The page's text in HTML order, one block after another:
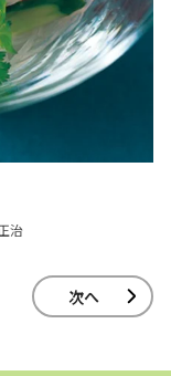
治
次へ